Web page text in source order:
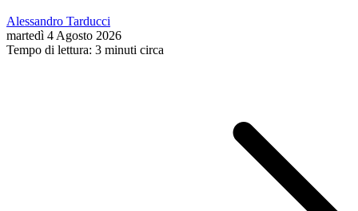
Alessandro Tarducci
martedì 4 Agosto 2026
Tempo di lettura: 3 minuti circa